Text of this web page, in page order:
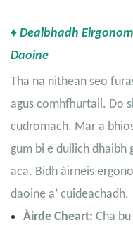
♦ Dealbhadh
Daoine
Tha na nithean seo
agus comhfhurtail. Do
cudromach. Mar a
gum bi e duilich dhaibh
aca. Bidh àirneis
daoine a’ cuideachadh.
Àirde Cheart: Cha